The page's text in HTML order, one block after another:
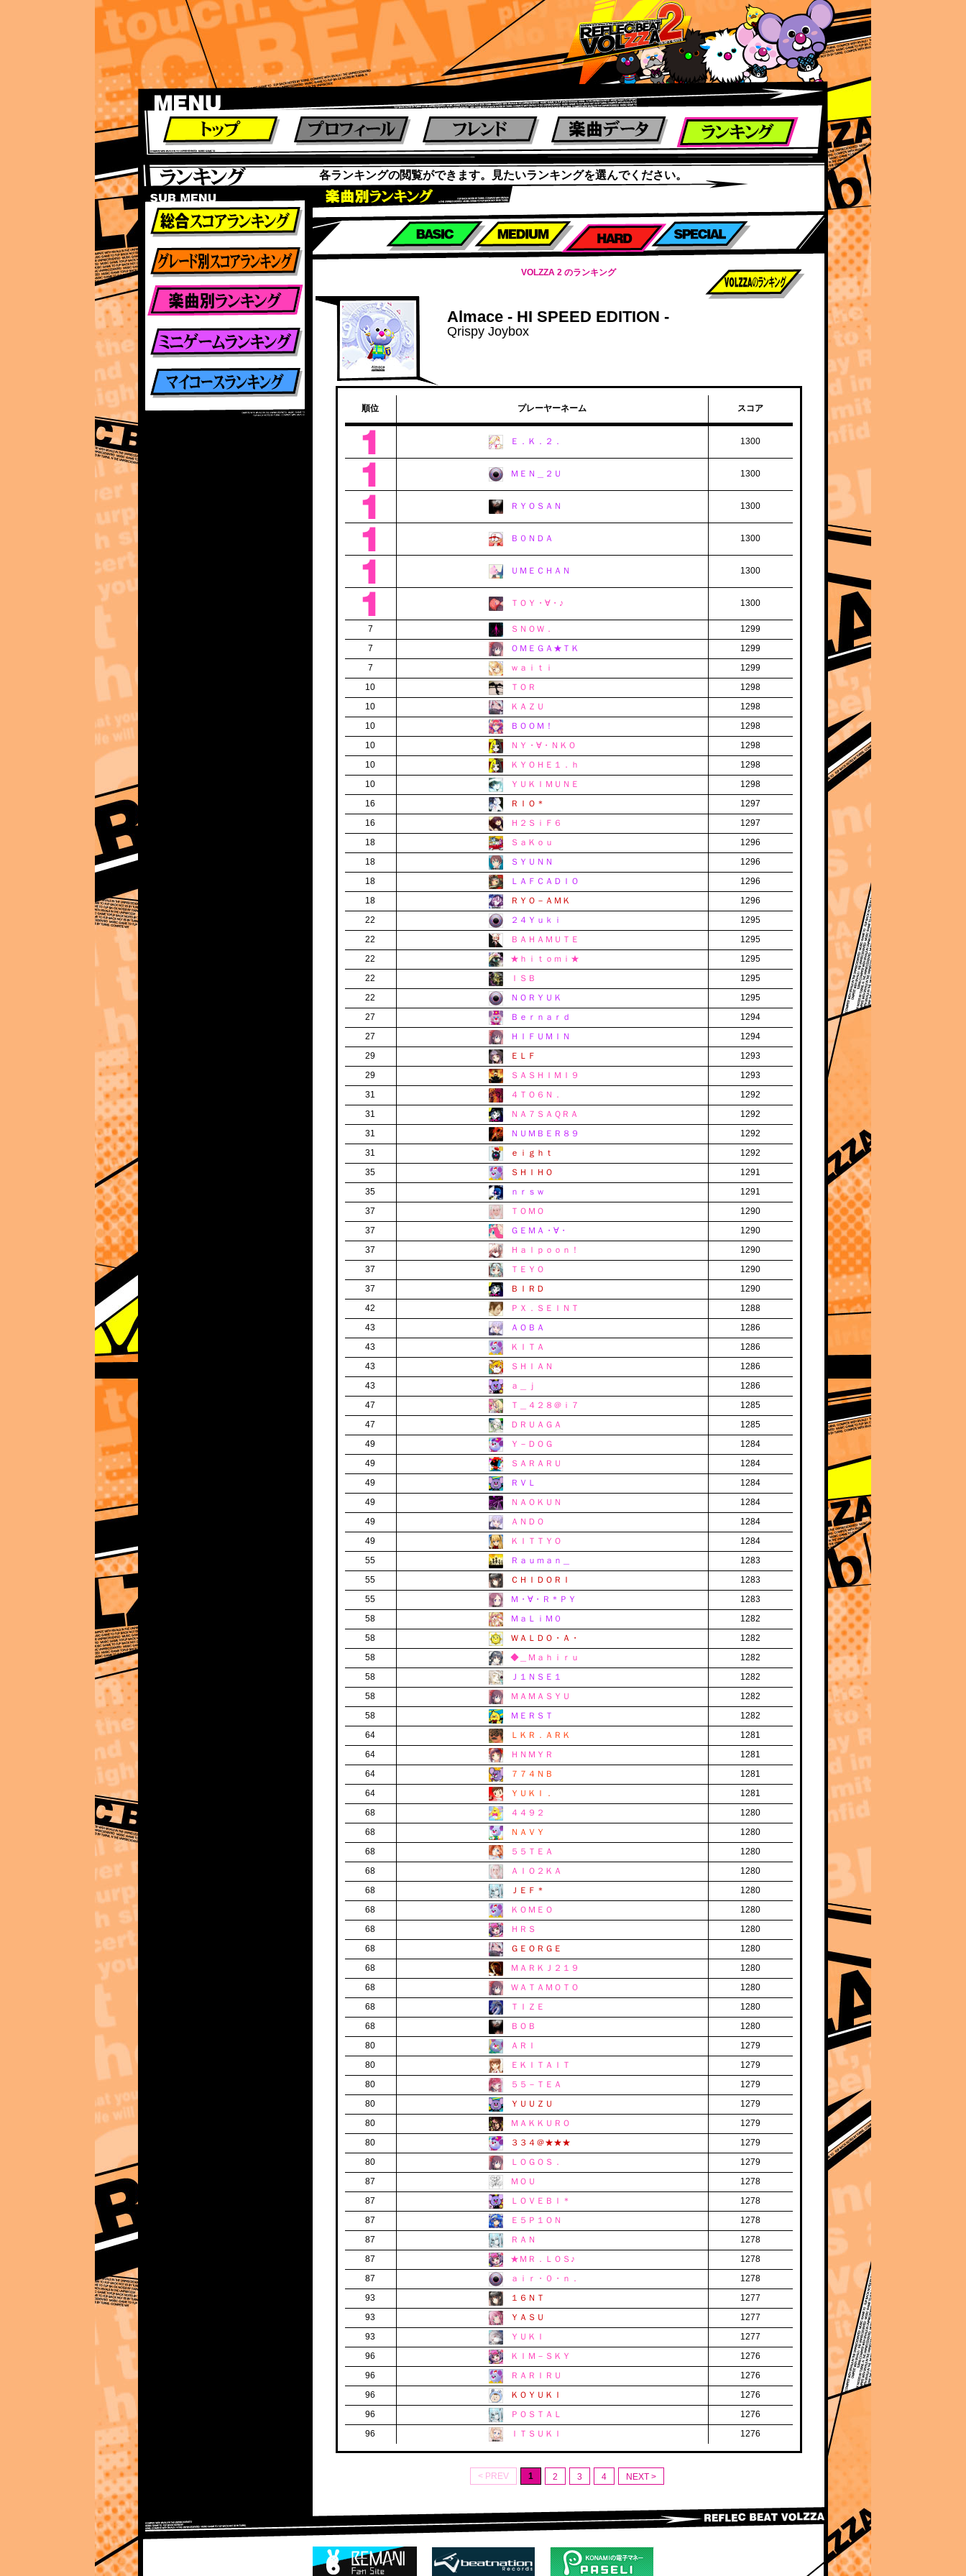
ランキング
各ランキングの閲覧ができます。見たいランキングを選んでください。
ランキング
グレード別ランキング
楽曲別スコアランキング
VOLZZA 2 のランキング
Almace - HI SPEED EDITION -
Qrispy Joybox
順位 プレーヤーネーム スコア
Ｅ．Ｋ．２． 1300
ＭＥＮ＿２Ｕ 1300
ＲＹＯＳＡＮ 1300
Ｂ０ＮＤＡ 1300
ＵＭＥＣＨＡＮ 1300
ＴＯＹ・∀・♪ 1300
7 ＳＮＯＷ．
1299
7
ＯＭＥＧＡ★ＴＫ
1299
7
ｗａｉｔｉ
1299
10
ＴＯＲ
1298
10
ＫＡＺＵ
1298
10
ＢＯＯＭ！
1298
10
ＮＹ・∀・ＮＫＯ
1298
10
ＫＹＯＨＥ１．ｈ
1298
10
ＹＵＫＩＭＵＮＥ
1298
16
ＲＩＯ＊
1297
16
Ｈ２ＳｉＦ６
1297
18
ＳａＫｏｕ
1296
18
ＳＹＵＮＮ
1296
18
ＬＡＦＣＡＤＩＯ
1296
18
ＲＹＯ－ＡＭＫ
1296
22
２４Ｙｕｋｉ
1295
22
ＢＡＨＡＭＵＴＥ
1295
22
★ｈｉｔｏｍｉ★
1295
22
ＩＳＢ
1295
22
ＮＯＲＹＵＫ
1295
27
Ｂｅｒｎａｒｄ
1294
27
ＨＩＦＵＭＩＮ
1294
29
ＥＬＦ
1293
29
ＳＡＳＨＩＭＩ９
1293
31
４ＴＯ６Ｎ．
1292
31
ＮＡ７ＳＡＱＲＡ
1292
31
ＮＵＭＢＥＲ８９
1292
31
ｅｉｇｈｔ
1292
35
ＳＨＩＨＯ
1291
35
ｎｒｓｗ
1291
37
ＴＯＭＯ
1290
37
ＧＥＭＡ・∀・
1290
37
Ｈａｌｐｏｏｎ！
1290
37
ＴＥＹＯ
1290
37
ＢＩＲＤ
1290
42
ＰＸ．ＳＥＩＮＴ
1288
43
ＡＯＢＡ
1286
43
ＫＩＴＡ
1286
43
ＳＨＩＡＮ
1286
43
ａ＿ｊ
1286
47
Ｔ＿４２８＠ｉ７
1285
47
ＤＲＵＡＧＡ
1285
49
Ｙ－ＤＯＧ
1284
49
ＳＡＲＡＲＵ
1284
49
ＲＶＬ
1284
49
ＮＡＯＫＵＮ
1284
49
ＡＮＤＯ
1284
49
ＫＩＴＴＹＯ
1284
55
Ｒａｕｍａｎ＿
1283
55
ＣＨＩＤＯＲＩ
1283
55
Ｍ・∀・Ｒ＊ＰＹ
1283
58
ＭａＬｉＭ０
1282
58
ＷＡＬＤＯ・Ａ・
1282
58
◆＿Ｍａｈｉｒｕ
1282
58
Ｊ１ＮＳＥ１
1282
58
ＭＡＭＡＳＹＵ
1282
58
ＭＥＲＳＴ
1282
64
ＬＫＲ．ＡＲＫ
1281
64
ＨＮＭＹＲ
1281
64
７７４ＮＢ
1281
64
ＹＵＫＩ．
1281
68
４４９２
1280
68
ＮＡＶＹ
1280
68
５５ＴＥＡ
1280
68
ＡＩＯ２ＫＡ
1280
68
ＪＥＦ＊
1280
68
ＫＯＭＥＯ
1280
68
ＨＲＳ
1280
68
ＧＥＯＲＧＥ
1280
68
ＭＡＲＫＪ２１９
1280
68
ＷＡＴＡＭＯＴＯ
1280
68
ＴＩＺＥ
1280
68
ＢＯＢ
1280
80
ＡＲＩ
1279
80
ＥＫＩＴＡＩＴ
1279
80
５５－ＴＥＡ
1279
80
ＹＵＵＺＵ
1279
80
ＭＡＫＫＵＲＯ
1279
80
３３４＠★★★
1279
80
ＬＯＧＯＳ．
1279
87
ＭＯＵ
1278
87
ＬＯＶＥＢＩ＊
1278
87
Ｅ５Ｐ１ＯＮ
1278
87
ＲＡＮ
1278
87
★ＭＲ．ＬＯＳ♪
1278
87
ａｉｒ・０・ｎ．
1278
93
１６ＮＴ
1277
93
ＹＡＳＵ
1277
93
ＹＵＫＩ
1277
96
ＫＩＭ－ＳＫＹ
1276
96
ＲＡＲＩＲＵ
1276
96
ＫＯＹＵＫＩ
1276
96
ＰＯＳＴＡＬ
1276
96
ＩＴＳＵＫＩ 1276
< PREV 1 2 3 4 NEXT >